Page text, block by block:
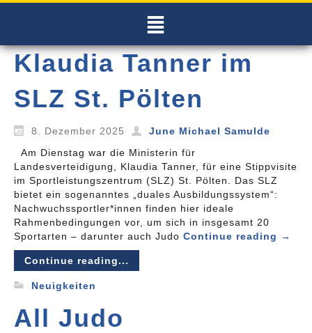
Klaudia Tanner im
SLZ St. Pölten
8. Dezember 2025
June Michael Samulde
Am Dienstag war die Ministerin für
Landesverteidigung, Klaudia Tanner, für eine Stippvisite
im Sportleistungszentrum (SLZ) St. Pölten. Das SLZ
bietet ein sogenanntes „duales Ausbildungssystem“:
Nachwuchssportler*innen finden hier ideale
Rahmenbedingungen vor, um sich in insgesamt 20
Sportarten – darunter auch Judo Continue reading →
Continue reading...
Neuigkeiten
All Judo